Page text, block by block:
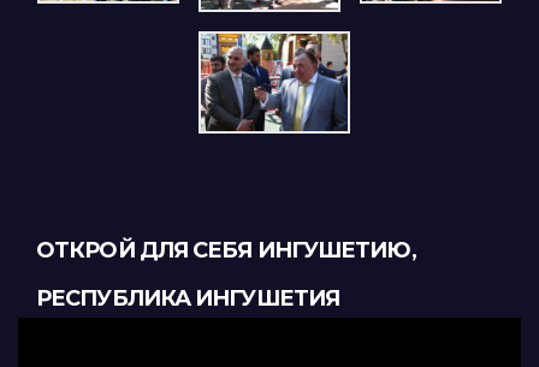
ОТКРОЙ ДЛЯ СЕБЯ ИНГУШЕТИЮ,
РЕСПУБЛИКА ИНГУШЕТИЯ